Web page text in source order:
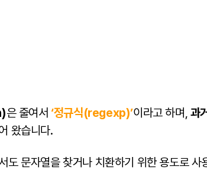
은 줄여서 ‘정규식(regexp)’이라고 하며, 과
왔습니다.
도 문자열을 찾거나 치환하기 위한 용도로 사